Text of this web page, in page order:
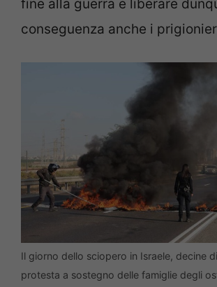
fine alla guerra e liberare
conseguenza anche i
Il giorno dello sciopero in Israele, decine
protesta a sostegno delle famiglie degli